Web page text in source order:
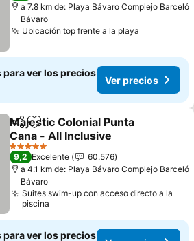
a 7.8 km de: Playa Bávaro Complejo Barceló
Bávaro
Ubicación top frente a la playa
para ver los precios
Ver precios
CompartirAñadir a favoritos
Majestic Colonial Punta
Cana - All Inclusive
5 Estrellas
9,2 Excelente
60.576
a 4.1 km de: Playa Bávaro Complejo Barceló
Bávaro
Suites swim-up con acceso directo a la
piscina
para ver los precios